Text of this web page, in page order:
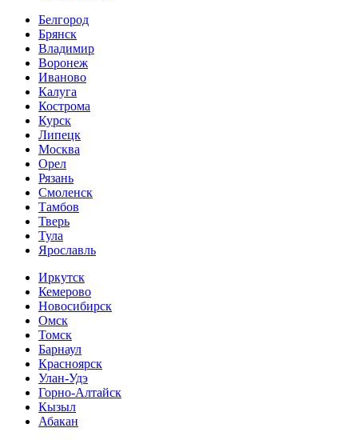
Белгород
Брянск
Владимир
Воронеж
Иваново
Калуга
Кострома
Курск
Липецк
Москва
Орел
Рязань
Смоленск
Тамбов
Тверь
Тула
Ярославль
Иркутск
Кемерово
Новосибирск
Омск
Томск
Барнаул
Красноярск
Улан-Удэ
Горно-Алтайск
Кызыл
Абакан